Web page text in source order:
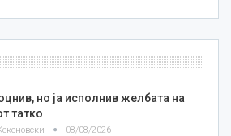
но ја исполнив желбата на
татко
08/08/2026